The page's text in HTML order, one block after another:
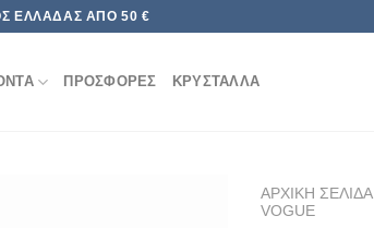
ΕΛΛΆΔΑΣ ΑΠΌ 50 €
ΠΡΟΣΦΟΡΕΣ ΚΡΥΣΤΑΛΛΑ
ΑΡΧΙΚΉ ΣΕΛΊΔΑ
VOGUE